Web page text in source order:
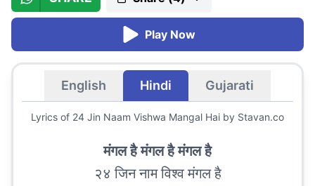
Play Now
English Hindi Gujarati
Lyrics of 24 Jin Naam Vishwa Mangal Hai by Stavan.co
मंगल है मंगल है मंगल है
२४ जिन नाम विश्व मंगल है